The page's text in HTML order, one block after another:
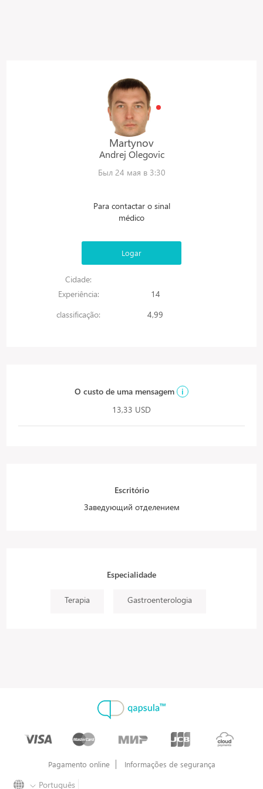
Martynov
Andrej Olegovic
Был 24 мая в 3:30
Para contactar o sinal
médico
Logar
Cidade:
Experiência:
14
classificação:
4,99
O custo de uma mensagem
i
13,33 USD
Escritório
Заведующий отделением
Especialidade
Terapia Gastroenterologia
Pagamento online Informações de segurança
Português